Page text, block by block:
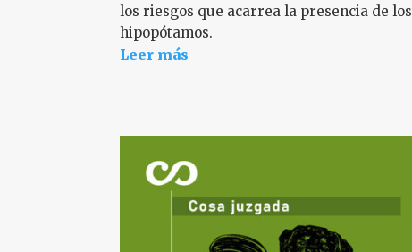
los riesgos que acarrea la presencia de los
hipopótamos.
Leer más